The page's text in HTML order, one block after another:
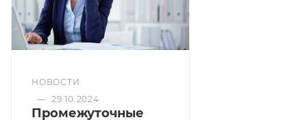
НОВОСТИ
— 29.10.2024
Промежуточные